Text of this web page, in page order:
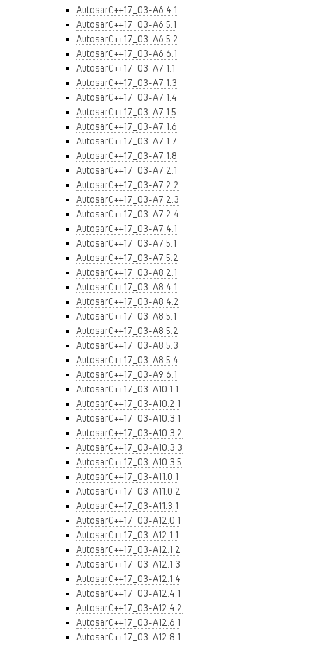
AutosarC++17_03-A6.4.1
AutosarC++17_03-A6.5.1
AutosarC++17_03-A6.5.2
AutosarC++17_03-A6.6.1
AutosarC++17_03-A7.1.1
AutosarC++17_03-A7.1.3
AutosarC++17_03-A7.1.4
AutosarC++17_03-A7.1.5
AutosarC++17_03-A7.1.6
AutosarC++17_03-A7.1.7
AutosarC++17_03-A7.1.8
AutosarC++17_03-A7.2.1
AutosarC++17_03-A7.2.2
AutosarC++17_03-A7.2.3
AutosarC++17_03-A7.2.4
AutosarC++17_03-A7.4.1
AutosarC++17_03-A7.5.1
AutosarC++17_03-A7.5.2
AutosarC++17_03-A8.2.1
AutosarC++17_03-A8.4.1
AutosarC++17_03-A8.4.2
AutosarC++17_03-A8.5.1
AutosarC++17_03-A8.5.2
AutosarC++17_03-A8.5.3
AutosarC++17_03-A8.5.4
AutosarC++17_03-A9.6.1
AutosarC++17_03-A10.1.1
AutosarC++17_03-A10.2.1
AutosarC++17_03-A10.3.1
AutosarC++17_03-A10.3.2
AutosarC++17_03-A10.3.3
AutosarC++17_03-A10.3.5
AutosarC++17_03-A11.0.1
AutosarC++17_03-A11.0.2
AutosarC++17_03-A11.3.1
AutosarC++17_03-A12.0.1
AutosarC++17_03-A12.1.1
AutosarC++17_03-A12.1.2
AutosarC++17_03-A12.1.3
AutosarC++17_03-A12.1.4
AutosarC++17_03-A12.4.1
AutosarC++17_03-A12.4.2
AutosarC++17_03-A12.6.1
AutosarC++17_03-A12.8.1